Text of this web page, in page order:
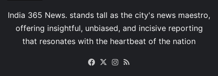
Facebook
X Instagram